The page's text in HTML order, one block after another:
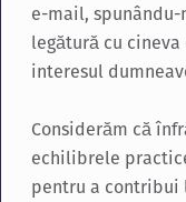
e-mail,
legătură cu
interesul
Considerăm că
echilibrele
pentru a contribui